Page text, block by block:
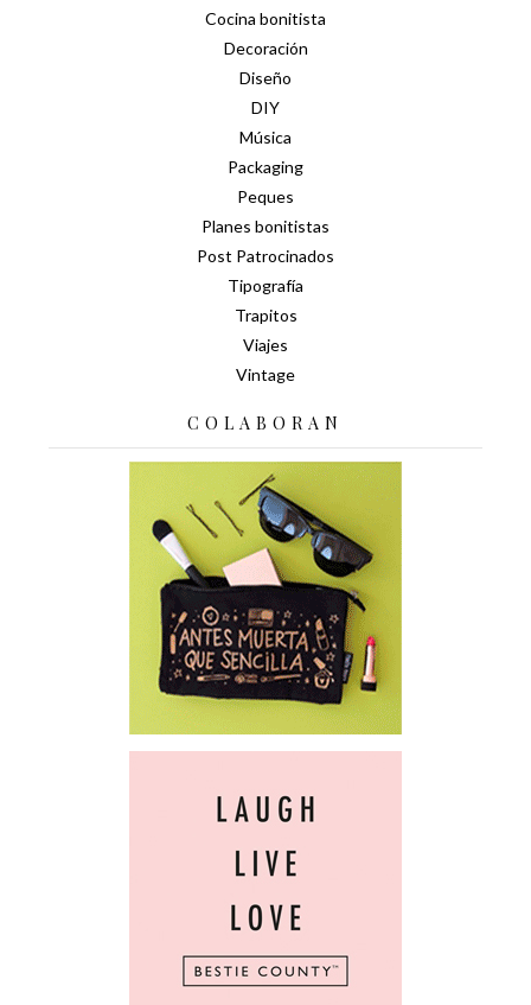
Cocina bonitista
Decoración
Diseño
DIY
Música
Packaging
Peques
Planes bonitistas
Post Patrocinados
Tipografía
Trapitos
Viajes
Vintage
COLABORAN